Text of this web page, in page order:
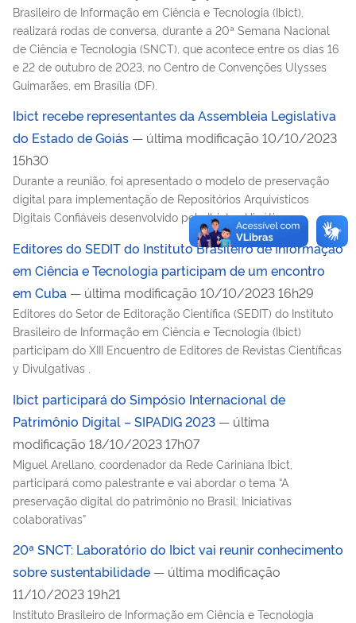
Brasileiro de Informação em Ciência e Tecnologia (Ibict),
realizará rodas de conversa, durante a 20ª Semana Nacional
de Ciência e Tecnologia (SNCT), que acontece entre os dias 16
e 22 de outubro de 2023, no Centro de Convenções Ulysses
Guimarães, em Brasília (DF).
Ibict recebe representantes da Assembleia Legislativa
do Estado de Goiás — última modificação 10/10/2023
15h30
Durante a reunião, foi apresentado o modelo de preservação
digital para implementação de Repositórios Arquivísticos
Digitais Confiáveis desenvolvido pelo Ibict, o Hipátia
Editores do SEDIT do Instituto Brasileiro de Informação
em Ciência e Tecnologia participam de um encontro
em Cuba — última modificação 10/10/2023 16h29
Editores do Setor de Editoração Científica (SEDIT) do Instituto
Brasileiro de Informação em Ciência e Tecnologia (Ibict)
participam do XIII Encuentro de Editores de Revistas Científicas
y Divulgativas ,
Ibict participará do Simpósio Internacional de
Patrimônio Digital – SIPADIG 2023 — última
modificação 18/10/2023 17h07
Miguel Arellano, coordenador da Rede Cariniana Ibict,
participará como palestrante e vai abordar o tema “A
preservação digital do patrimônio no Brasil: Iniciativas
colaborativas”
20ª SNCT: Laboratório do Ibict vai reunir conhecimento
sobre sustentabilidade — última modificação
11/10/2023 19h21
Instituto Brasileiro de Informação em Ciência e Tecnologia